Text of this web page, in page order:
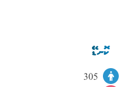
ކޮނޑޭ